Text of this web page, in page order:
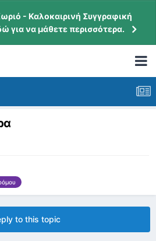
- Καλοκαιρινή Συγγραφική
για να μάθετε περισσότερα.
to this topic